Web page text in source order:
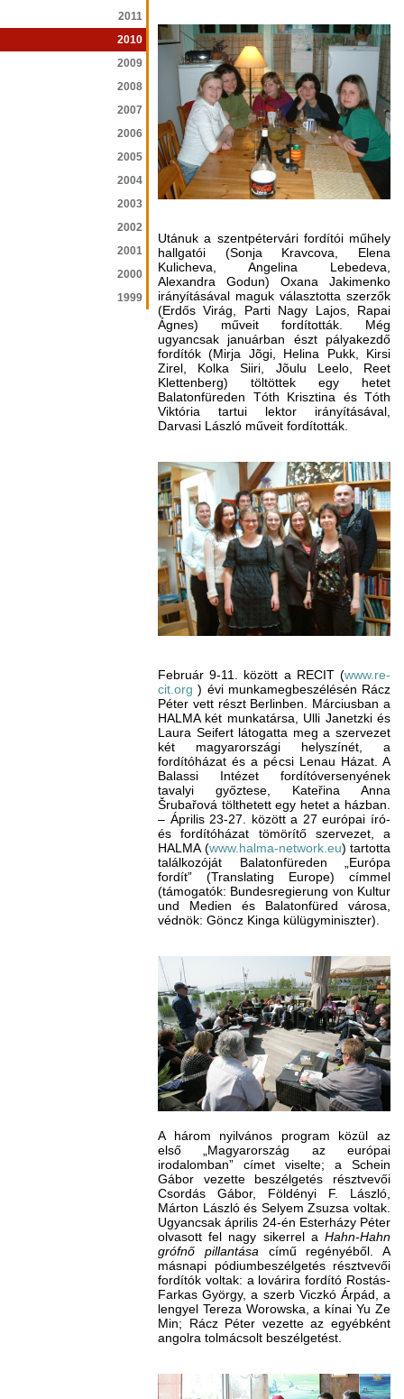
2011
2010
2009
2008
2007
2006
2005
2004
2003
2002
2001
2000
1999
Utánuk a szentpétervári fordítói műhely
hallgatói (Sonja Kravcova, Elena
Kulicheva, Angelina Lebedeva,
Alexandra Godun) Oxana Jakimenko
irányításával maguk választotta szerzők
(Erdős Virág, Parti Nagy Lajos, Rapai
Ágnes) műveit fordították. Még
ugyancsak januárban észt pályakezdő
fordítók (Mirja Jõgi, Helina Pukk, Kirsi
Zirel, Kolka Siiri, Jõulu Leelo, Reet
Klettenberg) töltöttek egy hetet
Balatonfüreden Tóth Krisztina és Tóth
Viktória tartui lektor irányításával,
Darvasi László műveit fordították.
Február 9-11. között a RECIT (www.re-
cit.org) évi munkamegbeszélésén Rácz
Péter vett részt Berlinben. Márciusban a
HALMA két munkatársa, Ulli Janetzki és
Laura Seifert látogatta meg a szervezet
két magyarországi helyszínét, a
fordítóházat és a pécsi Lenau Házat. A
Balassi Intézet fordítóversenyének
tavalyi győztese, Kateřina Anna
Šrubařová tölthetett egy hetet a házban.
– Április 23-27. között a 27 európai író-
és fordítóházat tömörítő szervezet, a
HALMA (www.halma-network.eu) tartotta
találkozóját Balatonfüreden „Európa
fordít” (Translating Europe) címmel
(támogatók: Bundesregierung von Kultur
und Medien és Balatonfüred városa,
védnök: Göncz Kinga külügyminiszter).
A három nyilvános program közül az
első „Magyarország az európai
irodalomban” címet viselte; a Schein
Gábor vezette beszélgetés résztvevői
Csordás Gábor, Földényi F. László,
Márton László és Selyem Zsuzsa voltak.
Ugyancsak április 24-én Esterházy Péter
olvasott fel nagy sikerrel a Hahn-Hahn
grófnő pillantása című regényéből. A
másnapi pódiumbeszélgetés résztvevői
fordítók voltak: a lovárira fordító Rostás-
Farkas György, a szerb Viczkó Árpád, a
lengyel Tereza Worowska, a kínai Yu Ze
Min; Rácz Péter vezette az egyébként
angolra tolmácsolt beszélgetést.